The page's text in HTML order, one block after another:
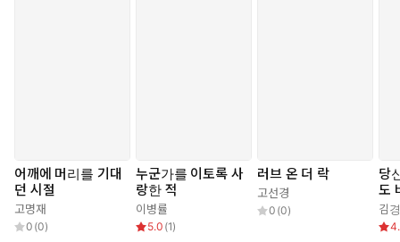
어깨에 머리를 기대
던 시절
고명재
0 (0)
누군가를 이토록 사
랑한 적
이병률
5.0 (1)
러브 온 더 락
고선경
0 (0)
당
도
작
김